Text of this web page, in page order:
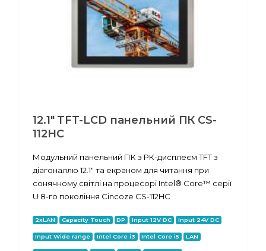
12.1" TFT-LCD панельний ПК CS-
112HC
Модульний панельний ПК з РК-дисплеєм TFT з
діагоналлю 12.1" та екраном для читання при
сонячному світлі на процесорі Intel® Core™ серії
U 8-го покоління Cincoze CS-112HC
2xLAN Capacity Touch DP Input 12V DC Input 24V DC
Input Wide range Intel Core i3 Intel Core i5 LAN